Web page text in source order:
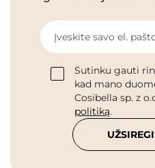
Įveskite savo el.
Sutinku gauti
kad mano
Cosibella sp. z
politiką.